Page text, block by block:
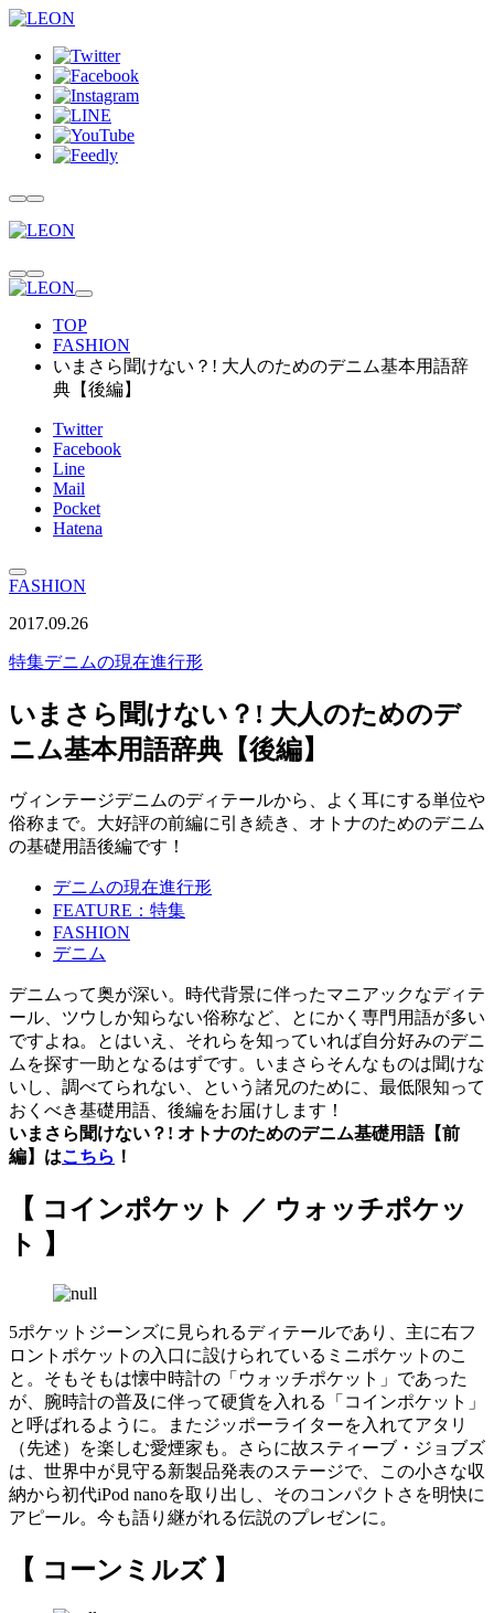
TOP
FASHION
いまさら聞けない？! 大人のためのデニム基本用語辞
典【後編】
Twitter
Facebook
Line
Mail
Pocket
Hatena
FASHION
2017.09.26
特集デニムの現在進行形
いまさら聞けない？! 大人のためのデ
ニム基本用語辞典【後編】
ヴィンテージデニムのディテールから、よく耳にする単位や
俗称まで。大好評の前編に引き続き、オトナのためのデニム
の基礎用語後編です！
デニムの現在進行形
FEATURE：特集
FASHION
デニム
デニムって奥が深い。時代背景に伴ったマニアックなディテ
ール、ツウしか知らない俗称など、とにかく専門用語が多い
ですよね。とはいえ、それらを知っていれば自分好みのデニ
ムを探す一助となるはずです。いまさらそんなものは聞けな
いし、調べてられない、という諸兄のために、最低限知って
おくべき基礎用語、後編をお届けします！
いまさら聞けない？! オトナのためのデニム基礎用語【前
編】はこちら ！
【 コインポケット ／ ウォッチポケッ
ト 】
5ポケットジーンズに見られるディテールであり、主に右フ
ロントポケットの入口に設けられているミニポケットのこ
と。そもそもは懐中時計の「ウォッチポケット」であった
が、腕時計の普及に伴って硬貨を入れる「コインポケット」
と呼ばれるように。またジッポーライターを入れてアタリ
（先述）を楽しむ愛煙家も。さらに故スティーブ・ジョブズ
は、世界中が見守る新製品発表のステージで、この小さな収
納から初代iPod nanoを取り出し、そのコンパクトさを明快に
アピール。今も語り継がれる伝説のプレゼンに。
【 コーンミルズ 】